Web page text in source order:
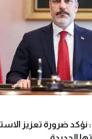
نؤكد ضرورة تعزيز